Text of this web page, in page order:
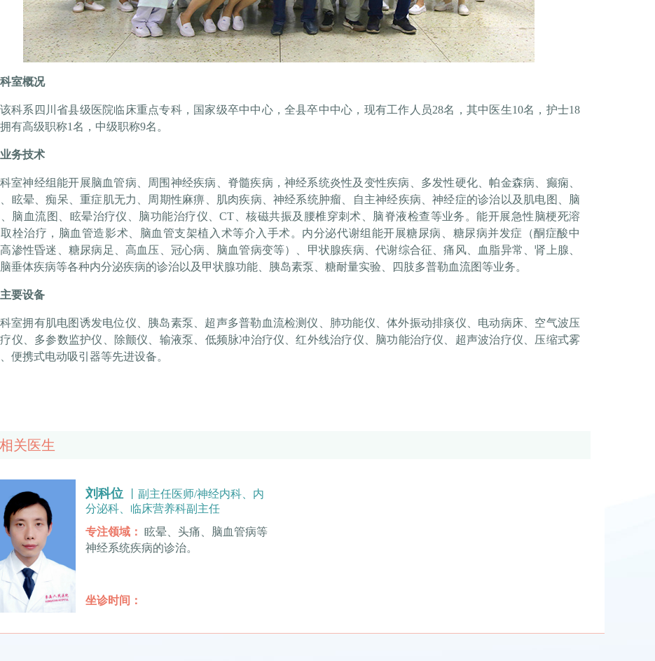
科室概况
该科系四川省县级医院临床重点专科，国家级卒中中心，全县卒中中心，现有工作人员28名，其中医生10名，护士18
有高级职称1名，中级职称9名。
业务技术
科室神经组能开展脑血管病、周围神经疾病、脊髓疾病，神经系统炎性及变性疾病、多发性硬化、帕金森病、癫痫、
眩晕、痴呆、重症肌无力、周期性麻痹、肌肉疾病、神经系统肿瘤、自主神经疾病、神经症的诊治以及肌电图、脑
脑血流图、眩晕治疗仪、脑功能治疗仪、CT、核磁共振及腰椎穿刺术、脑脊液检查等业务。能开展急性脑梗死溶
栓治疗，脑血管造影术、脑血管支架植入术等介入手术。内分泌代谢组能开展糖尿病、糖尿病并发症（酮症酸中
渗性昏迷、糖尿病足、高血压、冠心病、脑血管病变等）、甲状腺疾病、代谢综合征、痛风、血脂异常、肾上腺、
垂体疾病等各种内分泌疾病的诊治以及甲状腺功能、胰岛素泵、糖耐量实验、四肢多普勒血流图等业务。
主要设备
科室拥有肌电图诱发电位仪、胰岛素泵、超声多普勒血流检测仪、肺功能仪、体外振动排痰仪、电动病床、空气波压
仪、多参数监护仪、除颤仪、输液泵、低频脉冲治疗仪、红外线治疗仪、脑功能治疗仪、超声波治疗仪、压缩式雾
便携式电动吸引器等先进设备。
相关医生
刘科位
丨副主任医师/神经内科、内
分泌科、临床营养科副主任
专注领域：
神经系统疾病的诊治。
坐诊时间：